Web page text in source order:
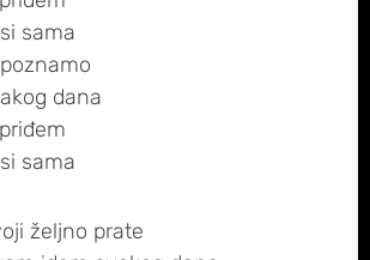
sama
dana
sama
željno prate